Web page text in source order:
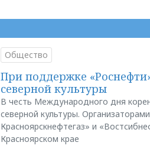
Общество
При поддержке
северной культуры
В честь Международного дня
северной культуры.
Красноярскнефтегаз» и
Красноярском крае